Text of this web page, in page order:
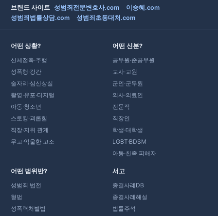
브랜드 사이트 성범죄전문변호사.com
이승혜.com
성범죄법률상담.com
성범죄초동대처.com
어떤 상황?
신체접촉·추행
성폭행·강간
술자리·심신상실
촬영·유포·디지털
아동·청소년
스토킹·괴롭힘
직장·지위 관계
무고·억울한 고소
어떤 신분?
공무원·준공무원
교사·교원
군인·군무원
의사·의료인
전문직
직장인
학생·대학생
LGBT·BDSM
아동·친족 피해자
어떤 법위반?
성범죄 법전
형법
성폭력처벌법
서고
종결사례DB
종결사례해설
법률주석